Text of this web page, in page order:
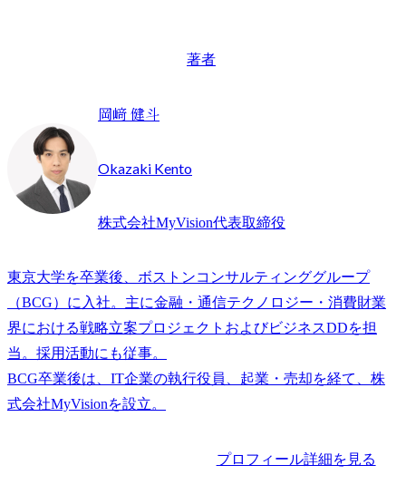
著者
岡﨑 健斗
Okazaki Kento
株式会社MyVision代表取締役
東京大学を卒業後、ボストンコンサルティンググループ
（BCG）に入社。主に金融・通信テクノロジー・消費財業
界における戦略立案プロジェクトおよびビジネスDDを担
当。採用活動にも従事。
BCG卒業後は、IT企業の執行役員、起業・売却を経て、株
プロフィール詳細を見る